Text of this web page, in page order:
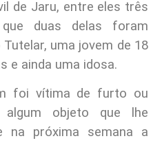
de Jaru, entre eles três
que duas delas foram
uma jovem de 18
e ainda uma idosa.
foi vítima de furto ou
objeto que lhe
na próxima semana a